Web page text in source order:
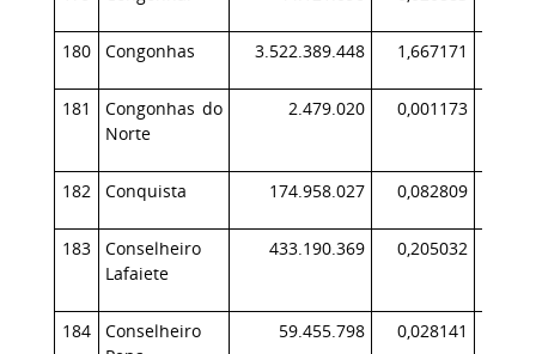
180 Congonhas 3.522.389.448 1,667171
181
Congonhas do
Norte
2.479.020 0,001173
182 Conquista 174.958.027 0,082809
183
Conselheiro
Lafaiete
433.190.369 0,205032
184
Conselheiro
59.455.798 0,028141